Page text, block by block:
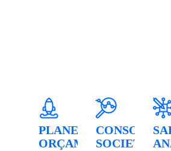
PLANEJAMENTO
ORÇAMENTÁRIO
SOCIETÁRIA